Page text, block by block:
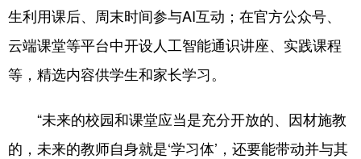
生利用课后、周末时间参与AI互动；在官方公众号、
云端课堂等平台中开设人工智能通识讲座、实践课程
等，精选内容供学生和家长学习。
“未来的校园和课堂应当是充分开放的、因材施教
的，未来的教师自身就是‘学习体’，还要能带动并与其